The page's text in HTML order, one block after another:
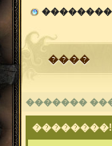
����
�������
��������!